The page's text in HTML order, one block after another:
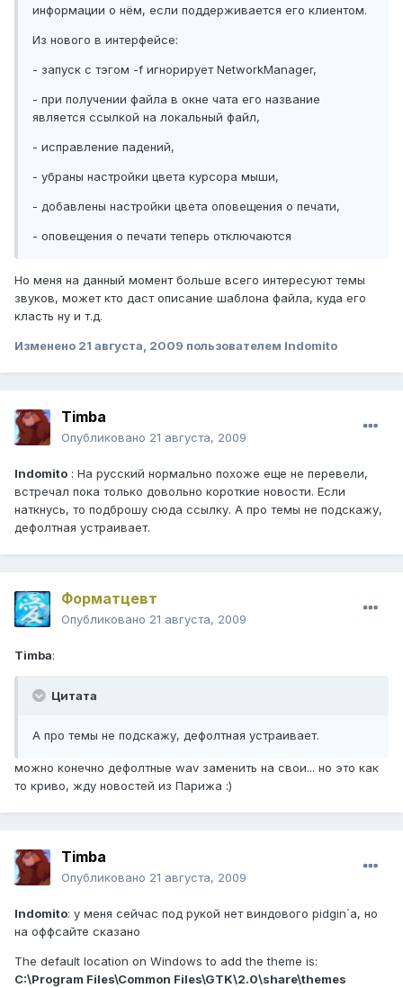
информации о нём, если поддерживается его клиентом.
Из нового в интерфейсе:
- запуск с тэгом -f игнорирует NetworkManager,
- при получении файла в окне чата его название
является ссылкой на локальный файл,
- исправление падений,
- убраны настройки цвета курсора мыши,
- добавлены настройки цвета оповещения о печати,
- оповещения о печати теперь отключаются
Но меня на данный момент больше всего интересуют темы
звуков, может кто даст описание шаблона файла, куда его
класть ну и т.д.
Изменено 21 августа, 2009 пользователем Indomito
Timba
Опубликовано 21 августа, 2009
Indomito : На русский нормально похоже еще не перевели,
встречал пока только довольно короткие новости. Если
наткнусь, то подброшу сюда ссылку. А про темы не подскажу,
дефолтная устраивает.
Форматцевт
Опубликовано 21 августа, 2009
Timba:
Цитата
А про темы не подскажу, дефолтная устраивает.
можно конечно дефолтные wav заменить на свои... но это как
то криво, жду новостей из Парижа :)
Timba
Опубликовано 21 августа, 2009
Indomito: у меня cейчас под рукой нет виндового pidgin`а, но
на оффсайте сказано
The default location on Windows to add the theme is:
C:\Program Files\Common Files\GTK\2.0\share\themes